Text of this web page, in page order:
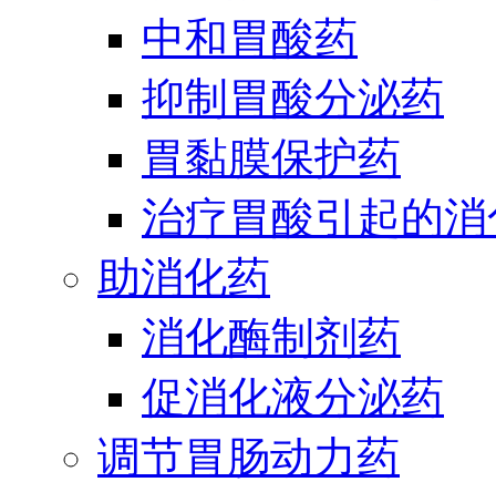
中和胃酸药
抑制胃酸分泌药
胃黏膜保护药
治疗胃酸引起的
助消化药
消化酶制剂药
促消化液分泌药
调节胃肠动力药